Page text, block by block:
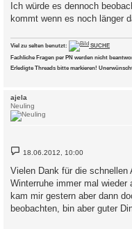
Ich würde es dennoch
kommt wenn es noch länger
Viel zu selten benutzt:
SUCHE
Fachliche Fragen per PN werden nicht
Erledigte Threads bitte markieren!
ajela
Neuling
B
e
t
r
g
18.06.2012, 10:00
Vielen Dank für die
Winterruhe immer mal
kam mir gestern aber dann
beobachten, bin aber guter